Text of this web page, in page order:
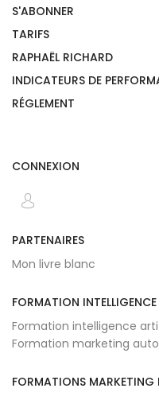
S'ABONNER
TARIFS
RAPHAËL RICHARD
INDICATEURS DE
RÉGLEMENT
CONNEXION
PARTENAIRES
Mon livre blanc
FORMATION INTELLIGENCE
Formation intelligence
Formation marketing
FORMATIONS MARKETING